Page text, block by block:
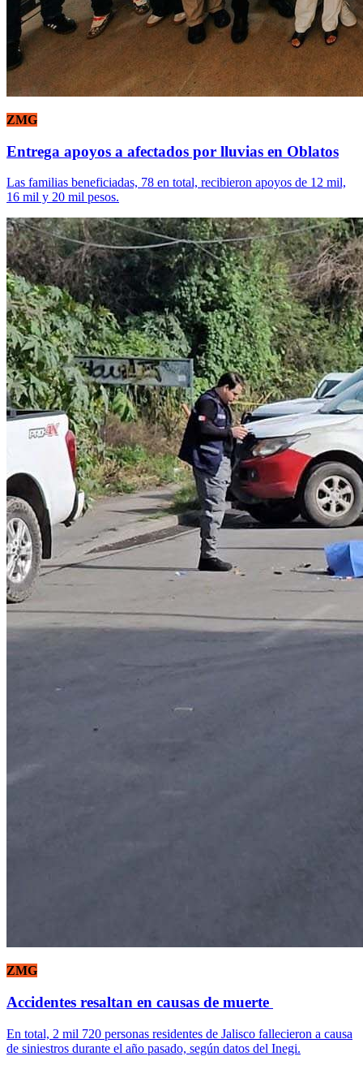
ZMG
Entrega apoyos a afectados por lluvias en Oblatos
Las familias beneficiadas, 78 en total, recibieron apoyos de 12 mil,
16 mil y 20 mil pesos.
ZMG
Accidentes resaltan en causas de muerte
En total, 2 mil 720 personas residentes de Jalisco fallecieron a causa
de siniestros durante el año pasado, según datos del Inegi.